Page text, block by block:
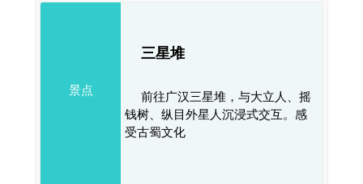
景点
三星堆
前往广汉三星堆，与大立人、摇
钱树、纵目外星人沉浸式交互。感
受古蜀文化